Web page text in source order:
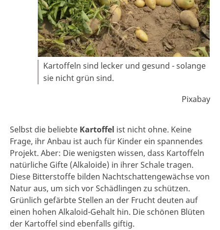
Kartoffeln sind lecker und gesund - solange
sie nicht grün sind.
Pixabay
Selbst die beliebte Kartoffel ist nicht ohne. Keine
Frage, ihr Anbau ist auch für Kinder ein spannendes
Projekt. Aber: Die wenigsten wissen, dass Kartoffeln
natürliche Gifte (Alkaloide) in ihrer Schale tragen.
Diese Bitterstoffe bilden Nachtschattengewächse von
Natur aus, um sich vor Schädlingen zu schützen.
Grünlich gefärbte Stellen an der Frucht deuten auf
einen hohen Alkaloid-Gehalt hin. Die schönen Blüten
der Kartoffel sind ebenfalls giftig.